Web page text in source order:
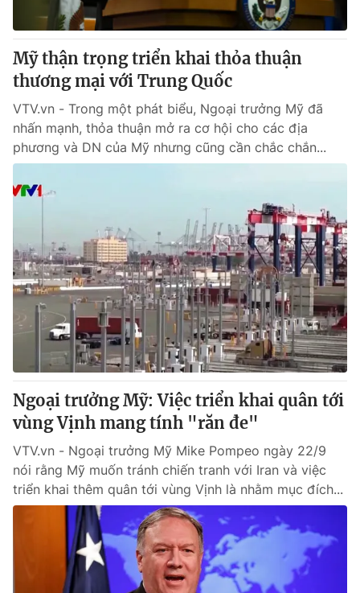
Mỹ thận trọng triển khai thỏa thuận
thương mại với Trung Quốc
VTV.vn - Trong một phát biểu, Ngoại trưởng Mỹ đã
nhấn mạnh, thỏa thuận mở ra cơ hội cho các địa
phương và DN của Mỹ nhưng cũng cần chắc chắn...
Ngoại trưởng Mỹ: Việc triển khai quân tới
vùng Vịnh mang tính "răn đe"
VTV.vn - Ngoại trưởng Mỹ Mike Pompeo ngày 22/9
nói rằng Mỹ muốn tránh chiến tranh với Iran và việc
triển khai thêm quân tới vùng Vịnh là nhằm mục đích...